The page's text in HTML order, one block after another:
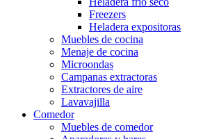
Freezers
Heladera expositoras
Muebles de cocina
Menaje de cocina
Microondas
Campanas extractoras
Extractores de aire
Lavavajilla
Comedor
Muebles de comedor